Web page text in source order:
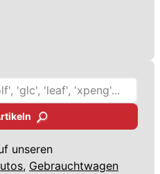
unseren
Gebrauchtwagen